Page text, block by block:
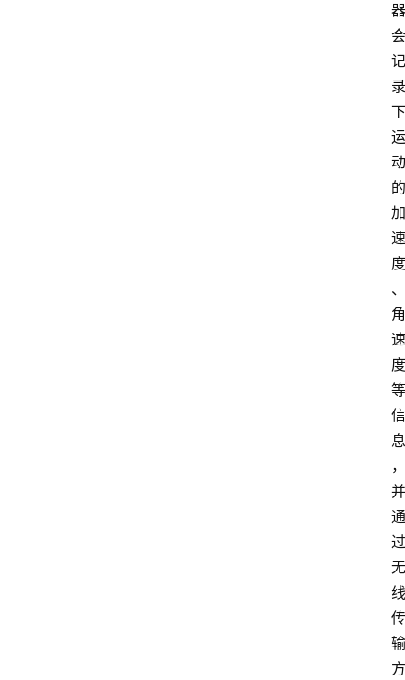
器
会
记
录
下
运
动
的
加
速
度
、
角
速
度
等
信
息
，
并
通
过
无
线
传
输
方